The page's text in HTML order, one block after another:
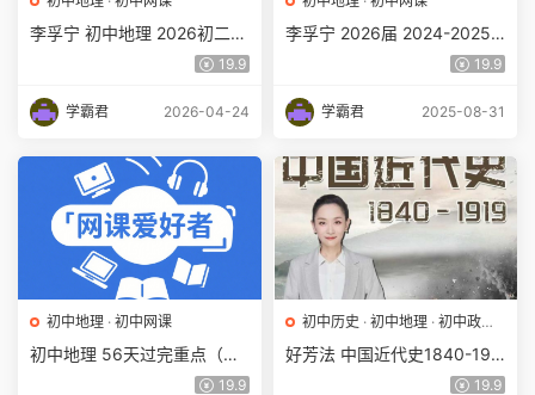
李孚宁 初中地理 2026初二地
理 人文素养培训班（秋上秋
下载
19.9
学霸君 2026-04-24
李孚宁 2026届 2024-2025
初二地理培训班 （春下·全国
19.9
学霸君 2025-08-31
初中地理 · 初中网课
初中地理 56天过完重点（背
19.9
初中历史 · 初中地理 · 初中政治
初中网课
好芳法 中国近代史1840-191
9【完结】百度网盘下载
19.9